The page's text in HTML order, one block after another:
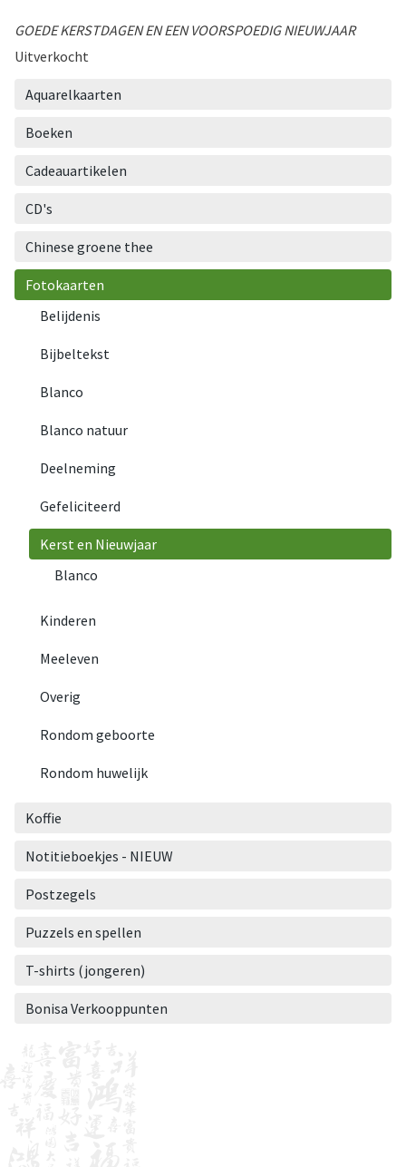
Aquarelkaarten
Boeken
Cadeauartikelen
CD's
Chinese groene thee
Fotokaarten
Belijdenis
Bijbeltekst
Blanco
Blanco natuur
Deelneming
Gefeliciteerd
Kerst en Nieuwjaar
Blanco
Kinderen
Meeleven
Overig
Rondom geboorte
Rondom huwelijk
Koffie
Notitieboekjes - NIEUW
Postzegels
Puzzels en spellen
T-shirts (jongeren)
Bonisa Verkooppunten
GOEDE KERSTDAGEN EN EEN VOORSPOEDIG NIEUWJAAR
Uitverkocht